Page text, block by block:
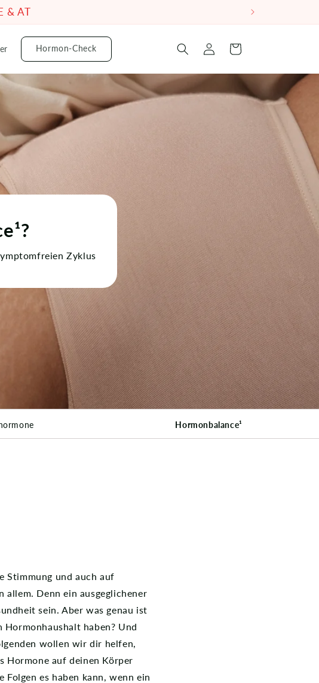
Hormon-Check EinloggenWarenkorb
Zyklus
Hormonbalance¹
Stimmung und auch auf
allem. Denn ein ausgeglichener
sein. Aber was genau ist
Hormonhaushalt haben? Und
wollen wir dir helfen,
Hormone auf deinen Körper
es haben kann, wenn ein